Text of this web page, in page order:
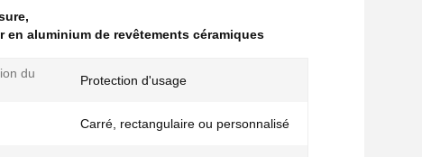
,
en aluminium de revêtements céramiques
du
Protection d'usage
Carré, rectangulaire ou personnalisé